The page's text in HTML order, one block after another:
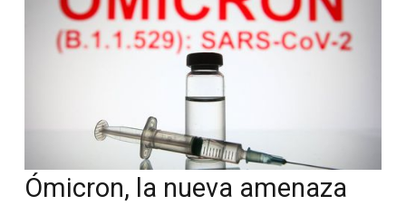
Ómicron, la nueva amenaza